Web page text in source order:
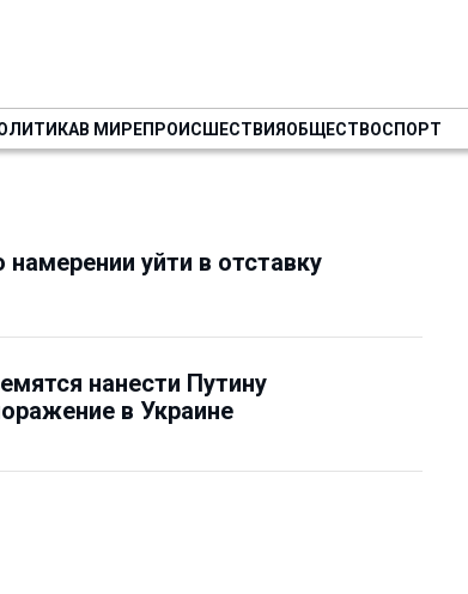
В МИРЕПРОИСШЕСТВИЯОБЩЕСТВОСПОРТ
уйти в отставку
нанести Путину
в Украине